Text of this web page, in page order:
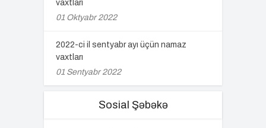
vaxtları
01 Oktyabr 2022
2022-ci il sentyabr ayı üçün namaz
vaxtları
01 Sentyabr 2022
Sosial Şəbəkə